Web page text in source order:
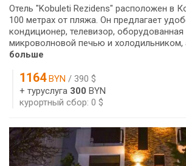
Отель "Kobuleti Rezidens" расположен в
100 метрах от пляжа. Он предлагает
кондиционер, телевизор, оборудованная
микроволновой печью и холодильником,
больше
1164BYN / 390 $
+ туруслуга 300 BYN
курортный сбор: 0 $